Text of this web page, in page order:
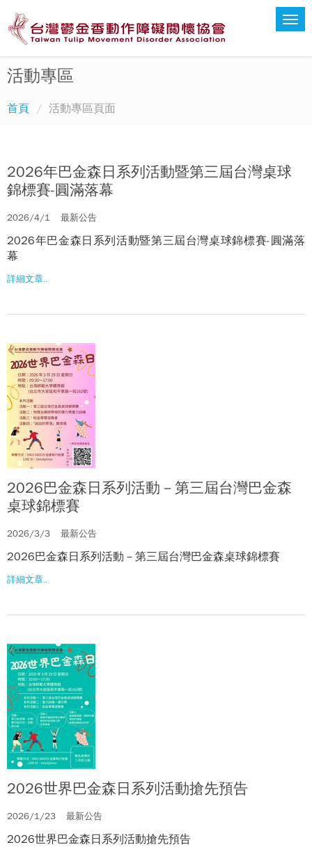
活動專區
首頁 活動專區頁面
2026年巴金森日系列活動暨第三屆台灣桌球
錦標賽-圓滿落幕
2026/4/1 最新公告
2026年巴金森日系列活動暨第三屆台灣桌球錦標賽-圓滿落
幕
詳細文章..
2026巴金森日系列活動－第三屆台灣巴金森
桌球錦標賽
2026/3/3 最新公告
2026巴金森日系列活動－第三屆台灣巴金森桌球錦標賽
詳細文章..
2026世界巴金森日系列活動搶先預告
2026/1/23 最新公告
2026世界巴金森日系列活動搶先預告